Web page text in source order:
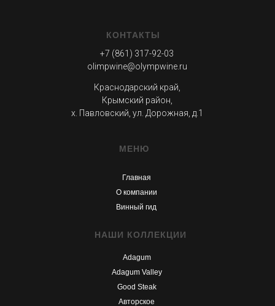
МЕНЮ
Главная
О компании
Винный гид
НАШИ КОЛЛЕКЦИИ
Adagum
Adagum Valley
Good Steak
Авторское
+7 (861) 317-92-03
olimpwine@olympwine.ru
Краснодарский край,
Крымский район,
х. Павловский, ул. Дорожная, д.1
КОНТАКТЫ